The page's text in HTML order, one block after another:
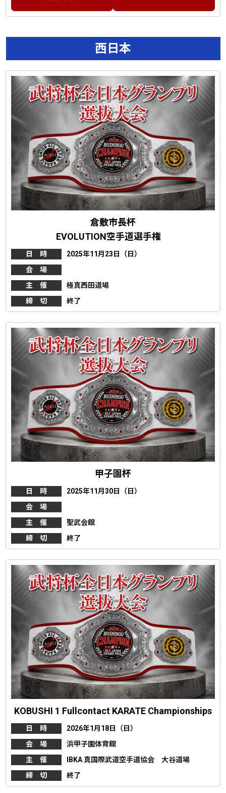
西日本
倉敷市長杯
EVOLUTION空手道選手権
日 時
2025年11月23日（日）
会 場
主 催
極真西田道場
締 切
終了
甲子園杯
日 時
2025年11月30日（日）
会 場
主 催
聖武会館
締 切
終了
KOBUSHI 1 Fullcontact KARATE Championships
日 時
2026年1月18日（日）
会 場
浜甲子園体育館
主 催
IBKA 真国際武道空手道協会 大谷道場
締 切
終了